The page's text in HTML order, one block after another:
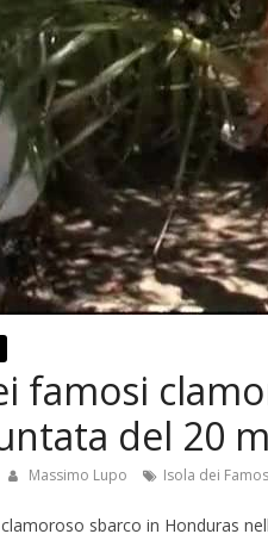
famosi
del 20
Massimo Lupo Isola dei
sbarco in Honduras